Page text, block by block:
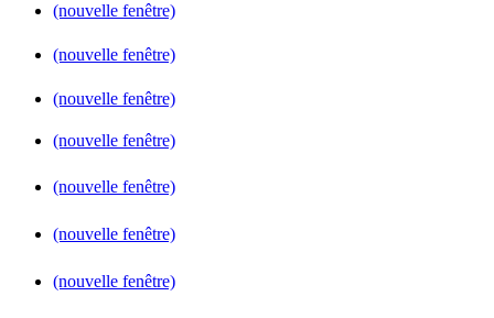
(nouvelle fenêtre)
(nouvelle fenêtre)
(nouvelle fenêtre)
(nouvelle fenêtre)
(nouvelle fenêtre)
(nouvelle fenêtre)
(nouvelle fenêtre)